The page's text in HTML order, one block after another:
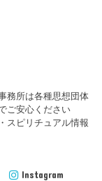
務所は各種思想団体
ご安心ください
ピリチュアル情報
Instagram